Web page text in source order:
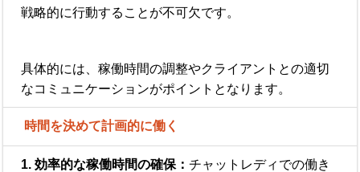
戦略的に行動することが不可欠です。
具体的には、稼働時間の調整やクライアントとの適切
なコミュニケーションがポイントとなります。
時間を決めて計画的に働く
1. 効率的な稼働時間の確保：チャットレディでの働き